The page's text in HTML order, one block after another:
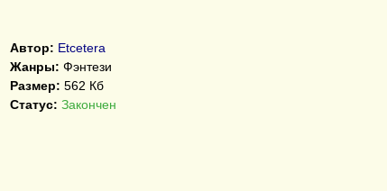
Автор: Etcetera
Жанры: Фэнтези
Размер: 562 Кб
Статус: Закончен